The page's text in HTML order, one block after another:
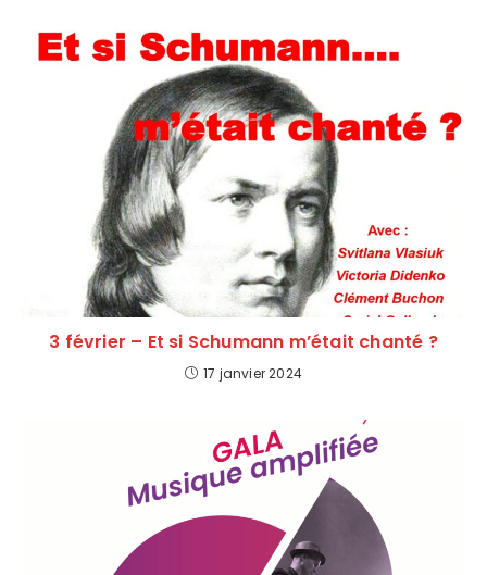
3 février – Et si Schumann m’était chanté ?
17 janvier 2024